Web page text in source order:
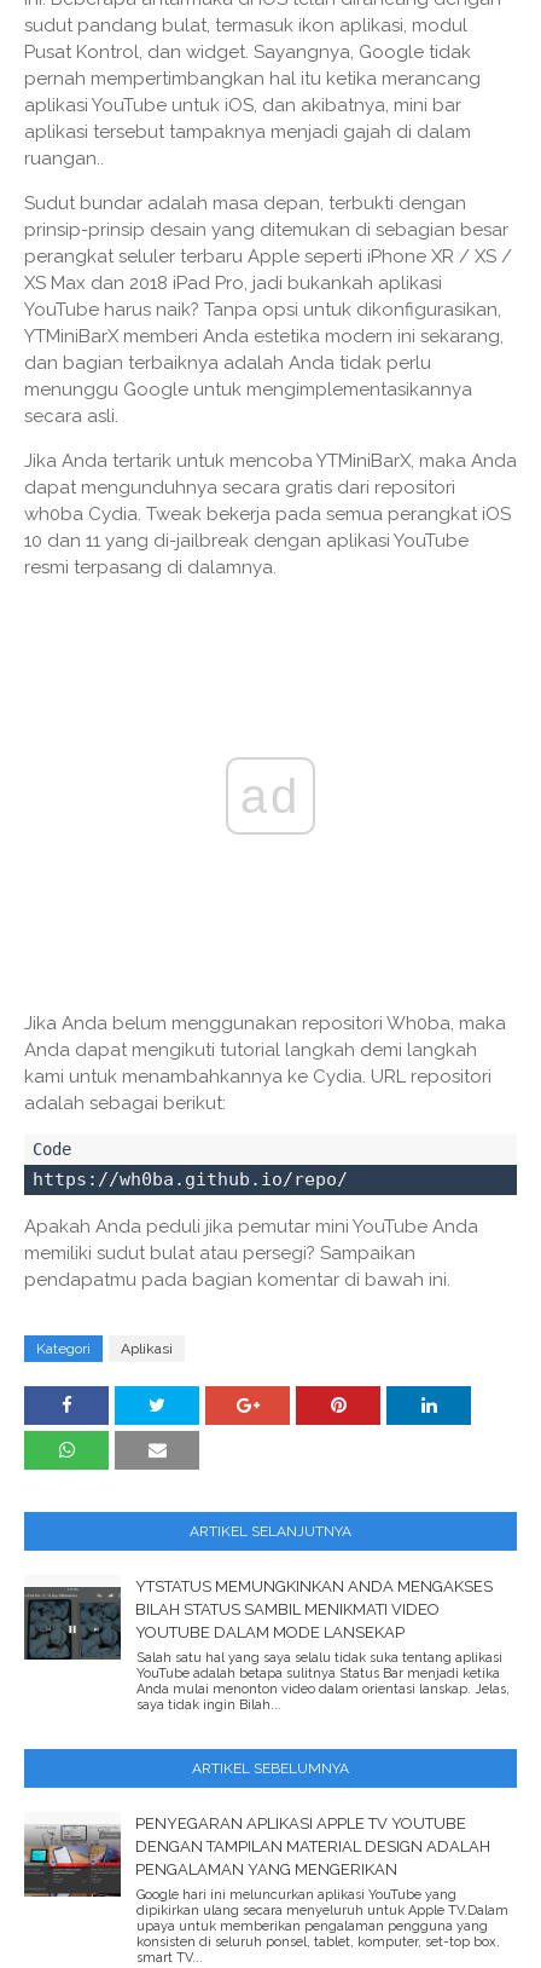
sudut pandang bulat, termasuk ikon aplikasi, modul
Pusat Kontrol, dan widget. Sayangnya, Google tidak
pernah mempertimbangkan hal itu ketika merancang
aplikasi YouTube untuk iOS, dan akibatnya, mini bar
aplikasi tersebut tampaknya menjadi gajah di dalam
ruangan..
Sudut bundar adalah masa depan, terbukti dengan
prinsip-prinsip desain yang ditemukan di sebagian besar
perangkat seluler terbaru Apple seperti iPhone XR / XS /
XS Max dan 2018 iPad Pro, jadi bukankah aplikasi
YouTube harus naik? Tanpa opsi untuk dikonfigurasikan,
YTMiniBarX memberi Anda estetika modern ini sekarang,
dan bagian terbaiknya adalah Anda tidak perlu
menunggu Google untuk mengimplementasikannya
secara asli.
Jika Anda tertarik untuk mencoba YTMiniBarX, maka Anda
dapat mengunduhnya secara gratis dari repositori
wh0ba Cydia. Tweak bekerja pada semua perangkat iOS
10 dan 11 yang di-jailbreak dengan aplikasi YouTube
resmi terpasang di dalamnya.
ad
Jika Anda belum menggunakan repositori Wh0ba, maka
Anda dapat mengikuti tutorial langkah demi langkah
kami untuk menambahkannya ke Cydia. URL repositori
adalah sebagai berikut:
https://wh0ba.github.io/repo/
Apakah Anda peduli jika pemutar mini YouTube Anda
memiliki sudut bulat atau persegi? Sampaikan
pendapatmu pada bagian komentar di bawah ini.
Kategori Aplikasi
ARTIKEL SELANJUTNYA
YTSTATUS MEMUNGKINKAN ANDA MENGAKSES
BILAH STATUS SAMBIL MENIKMATI VIDEO
YOUTUBE DALAM MODE LANSEKAP
Salah satu hal yang saya selalu tidak suka tentang aplikasi
YouTube adalah betapa sulitnya Status Bar menjadi ketika
Anda mulai menonton video dalam orientasi lanskap. Jelas,
saya tidak ingin Bilah...
ARTIKEL SEBELUMNYA
PENYEGARAN APLIKASI APPLE TV YOUTUBE
DENGAN TAMPILAN MATERIAL DESIGN ADALAH
PENGALAMAN YANG MENGERIKAN
Google hari ini meluncurkan aplikasi YouTube yang
dipikirkan ulang secara menyeluruh untuk Apple TV.Dalam
upaya untuk memberikan pengalaman pengguna yang
konsisten di seluruh ponsel, tablet, komputer, set-top box,
smart TV...